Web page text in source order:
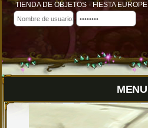
TIENDA DE OBJETOS - FIESTA EUROPE
MENU